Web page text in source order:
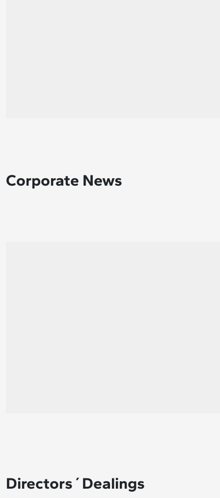
Corporate News
Directors´Dealings